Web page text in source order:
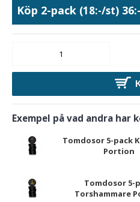
Köp 2-pack (18:-/st) 36:-
Exempel på vad andra har
Tomdosor 5-pack
Portion
Tomdosor 5-
Torshammare